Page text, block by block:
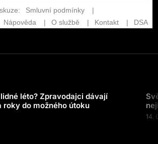
léto? Zpravodajci dávají
roky do možného útoku
14.